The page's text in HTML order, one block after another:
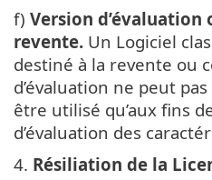
f) Version d’évaluation
revente. Un Logiciel
destiné à la revente ou
d’évaluation ne peut
être utilisé qu’aux fins
d’évaluation des
4. Résiliation de la